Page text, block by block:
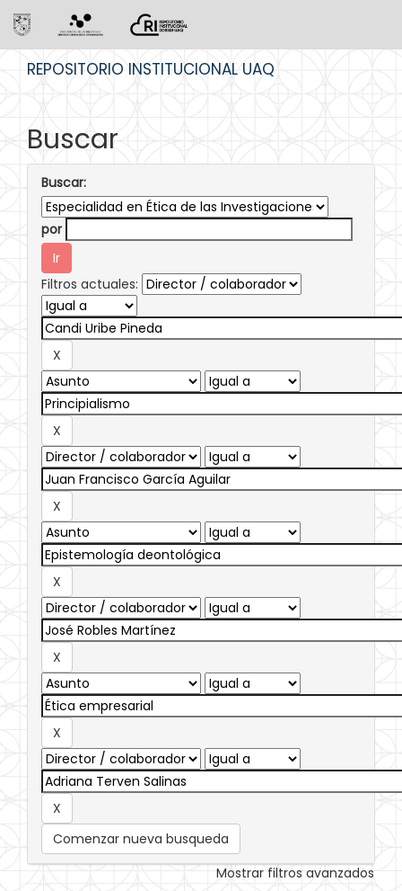
REPOSITORIO INSTITUCIONAL UAQ
Buscar
Buscar:
por
Filtros actuales:
Comenzar nueva busqueda
Mostrar filtros avanzados